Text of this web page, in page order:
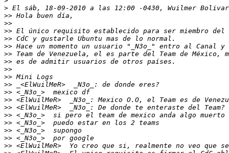
>
>>
>>
>>
>>
>>
>>
>>
>>
>>
>>
>>
>>
>>
>>
>>
>>
>>
>>